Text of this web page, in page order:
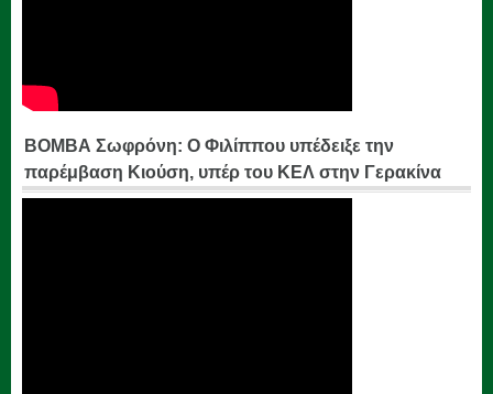
ΒΟΜΒΑ Σωφρόνη: Ο Φιλίππου υπέδειξε την
παρέμβαση Κιούση, υπέρ του ΚΕΛ στην Γερακίνα